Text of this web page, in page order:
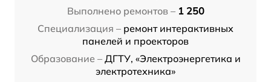
Выполнено ремонтов – 1 250
Специализация – ремонт интерактивных
панелей и проекторов
Образование – ДГТУ, «Электроэнергетика и
электротехника»